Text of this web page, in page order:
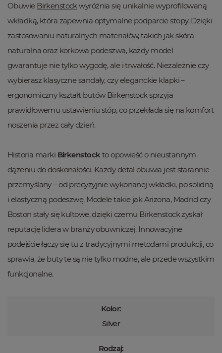
Obuwie Birkenstockwyróżnia się unikalnie wyprofilowaną
wkładką, która zapewnia optymalne podparcie stopy. Dzięki
zastosowaniu naturalnych materiałów, takich jak skóra
naturalna oraz korkowa podeszwa, każdy model
gwarantuje nie tylko wygodę, ale i trwałość. Niezależnie czy
wybierasz klasyczne sandały, czy eleganckie klapki –
ergonomiczny kształt butów Birkenstock sprzyja
prawidłowemu ustawieniu stóp, co przekłada się na komfort
noszenia przez cały dzień.
Historia marki Birkenstock to opowieść o nieustannym
dążeniu do doskonałości. Każdy detal obuwia jest starannie
przemyślany – od precyzyjnie wykonanej wkładki, po solidną
i elastyczną podeszwę. Modele takie jak Arizona, Madrid czy
Boston stały się kultowe, dzięki czemu Birkenstock zyskał
reputację lidera w branży obuwniczej. Innowacyjne
podejście łączy się tu z tradycyjnymi metodami produkcji, co
sprawia, że buty te są nie tylko modne, ale przede wszystkim
funkcjonalne.
Kolor:
Silver
Rodzaj: